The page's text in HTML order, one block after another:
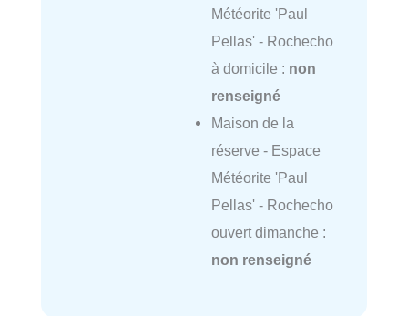
Météorite 'Paul
Pellas' - Rochecho
à domicile : non
renseigné
Maison de la
réserve - Espace
Météorite 'Paul
Pellas' - Rochecho
ouvert dimanche :
non renseigné